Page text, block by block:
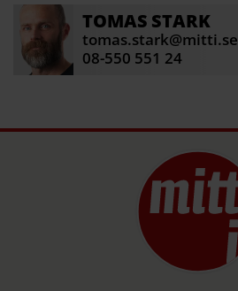
Källa: Netel Group
TOMAS STARK
tomas.stark@mitti.se
08-550 551 24